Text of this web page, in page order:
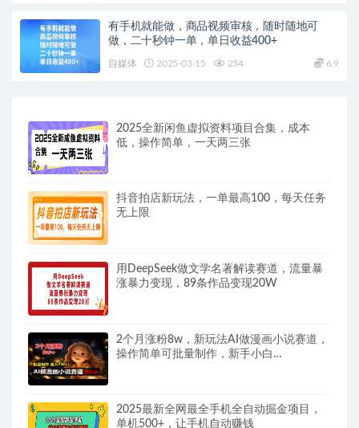
有手机就能做，商品视频审核，随时随地可
做，二十秒钟一单，单日收益400+
自媒体 2025-03-15 254 6.9
2025全新闲鱼虚拟资料项目合集，成本
低，操作简单，一天两三张
抖音拍店新玩法，一单最高100，每天任务
无上限
用DeepSeek做文学名著解读赛道，流量暴
涨暴力变现，89条作品变现20W
2个月涨粉8w，新玩法AI做漫画小说赛道，
操作简单可批量制作，新手小白…
2025最新全网最全手机全自动掘金项目，
单机500+，让手机自动赚钱